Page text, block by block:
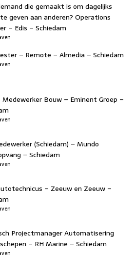
die gemaakt is om dagelijks
geven aan anderen? Operations
– Edis – Schiedam
– Remote – Almedia – Schiedam
Medewerker Bouw – Eminent Groep –
(Schiedam) – Mundo
– Schiedam
– Zeeuw en Zeeuw –
Projectmanager Automatisering
– RH Marine – Schiedam